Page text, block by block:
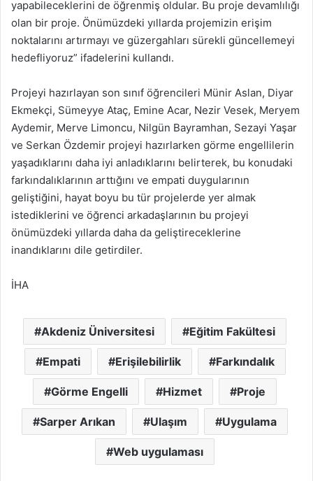
yapabileceklerini de öğrenmiş oldular. Bu proje devamlılığı
olan bir proje. Önümüzdeki yıllarda projemizin erişim
noktalarını artırmayı ve güzergahları sürekli güncellemeyi
hedefliyoruz” ifadelerini kullandı.
Projeyi hazırlayan son sınıf öğrencileri Münir Aslan, Diyar
Ekmekçi, Sümeyye Ataç, Emine Acar, Nezir Vesek, Meryem
Aydemir, Merve Limoncu, Nilgün Bayramhan, Sezayi Yaşar
ve Serkan Özdemir projeyi hazırlarken görme engellilerin
yaşadıklarını daha iyi anladıklarını belirterek, bu konudaki
farkındalıklarının arttığını ve empati duygularının
geliştiğini, hayat boyu bu tür projelerde yer almak
istediklerini ve öğrenci arkadaşlarının bu projeyi
önümüzdeki yıllarda daha da geliştireceklerine
inandıklarını dile getirdiler.
İHA
Akdeniz Üniversitesi Eğitim Fakültesi
Empati Erişilebilirlik Farkındalık
Görme Engelli Hizmet Proje
Sarper Arıkan Ulaşım Uygulama
Web uygulaması